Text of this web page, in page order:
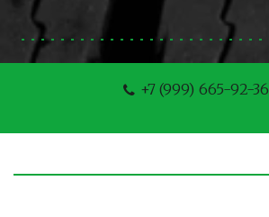
+7 (999) 665-92-36